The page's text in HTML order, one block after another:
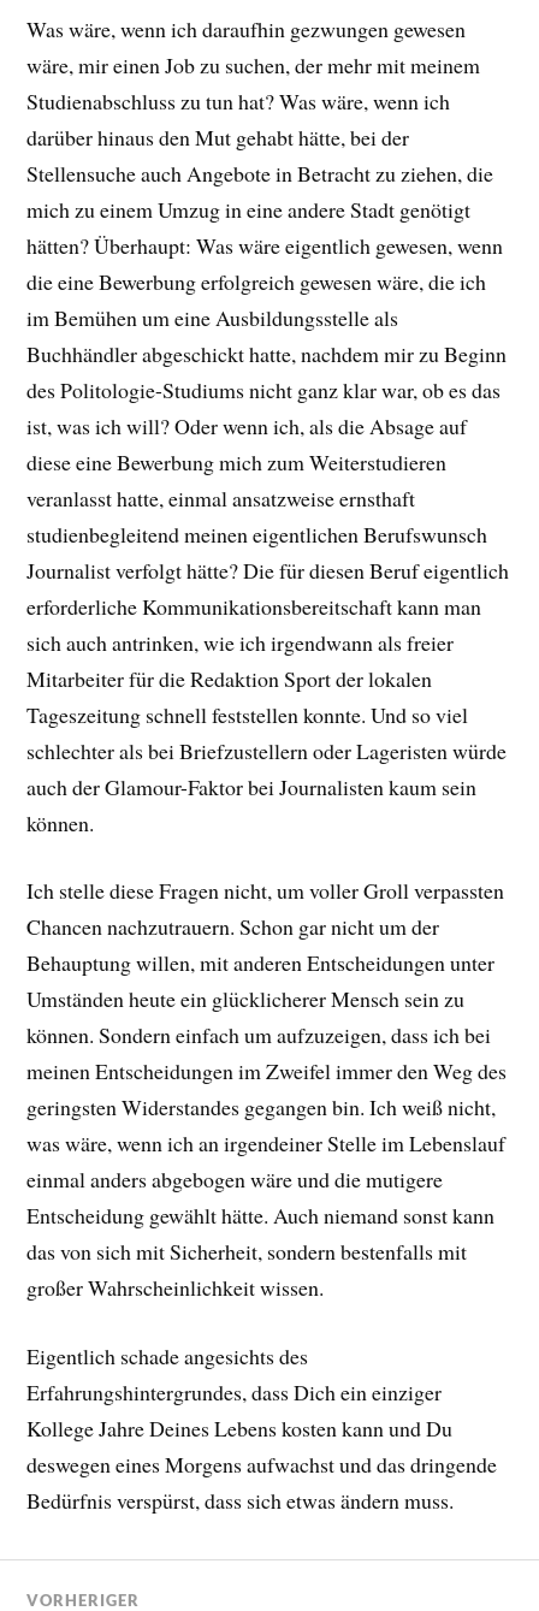
Was wäre, wenn ich daraufhin gezwungen gewesen
wäre, mir einen Job zu suchen, der mehr mit meinem
Studienabschluss zu tun hat? Was wäre, wenn ich
darüber hinaus den Mut gehabt hätte, bei der
Stellensuche auch Angebote in Betracht zu ziehen, die
mich zu einem Umzug in eine andere Stadt genötigt
hätten? Überhaupt: Was wäre eigentlich gewesen, wenn
die eine Bewerbung erfolgreich gewesen wäre, die ich
im Bemühen um eine Ausbildungsstelle als
Buchhändler abgeschickt hatte, nachdem mir zu Beginn
des Politologie-Studiums nicht ganz klar war, ob es das
ist, was ich will? Oder wenn ich, als die Absage auf
diese eine Bewerbung mich zum Weiterstudieren
veranlasst hatte, einmal ansatzweise ernsthaft
studienbegleitend meinen eigentlichen Berufswunsch
Journalist verfolgt hätte? Die für diesen Beruf eigentlich
erforderliche Kommunikationsbereitschaft kann man
sich auch antrinken, wie ich irgendwann als freier
Mitarbeiter für die Redaktion Sport der lokalen
Tageszeitung schnell feststellen konnte. Und so viel
schlechter als bei Briefzustellern oder Lageristen würde
auch der Glamour-Faktor bei Journalisten kaum sein
können.
Ich stelle diese Fragen nicht, um voller Groll verpassten
Chancen nachzutrauern. Schon gar nicht um der
Behauptung willen, mit anderen Entscheidungen unter
Umständen heute ein glücklicherer Mensch sein zu
können. Sondern einfach um aufzuzeigen, dass ich bei
meinen Entscheidungen im Zweifel immer den Weg des
geringsten Widerstandes gegangen bin. Ich weiß nicht,
was wäre, wenn ich an irgendeiner Stelle im Lebenslauf
einmal anders abgebogen wäre und die mutigere
Entscheidung gewählt hätte. Auch niemand sonst kann
das von sich mit Sicherheit, sondern bestenfalls mit
großer Wahrscheinlichkeit wissen.
Eigentlich schade angesichts des
Erfahrungshintergrundes, dass Dich ein einziger
Kollege Jahre Deines Lebens kosten kann und Du
deswegen eines Morgens aufwachst und das dringende
Bedürfnis verspürst, dass sich etwas ändern muss.
VORHERIGER